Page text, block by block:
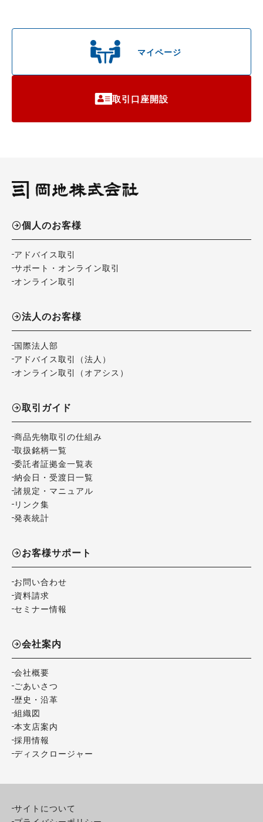
マイページ
取引口座開設
個人のお客様
アドバイス取引
サポート・オンライン取引
オンライン取引
法人のお客様
国際法人部
アドバイス取引（法人）
オンライン取引（オアシス）
取引ガイド
商品先物取引の仕組み
取扱銘柄一覧
委託者証拠金一覧表
納会日・受渡日一覧
諸規定・マニュアル
リンク集
発表統計
お客様サポート
お問い合わせ
資料請求
セミナー情報
会社案内
会社概要
ごあいさつ
歴史・沿革
組織図
本支店案内
採用情報
ディスクロージャー
サイトについて